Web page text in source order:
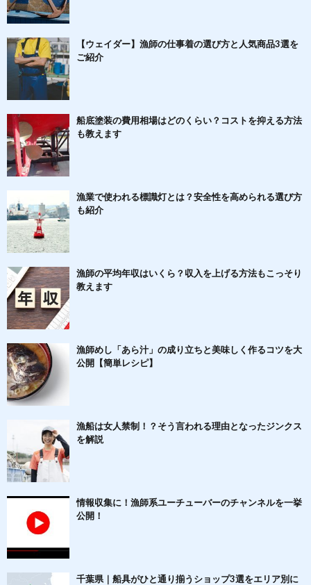
【ウェイダー】漁師の仕事着の選び方と人気商品3選を
ご紹介
船底塗装の費用相場はどのくらい？コストを抑える方法
も教えます
漁業で使われる標識灯とは？安全性を高められる選び方
も紹介
漁師の平均年収はいくら？収入を上げる方法もこっそり
教えます
漁師めし「あら汁」の成り立ちと美味しく作るコツを大
公開【簡単レシピ】
漁船は女人禁制！？そう言われる理由となったジンクス
を解説
情報収集に！漁師系ユーチューバーのチャンネルを一挙
公開！
千葉県｜船具がひと通り揃うショップ3選をエリア別に